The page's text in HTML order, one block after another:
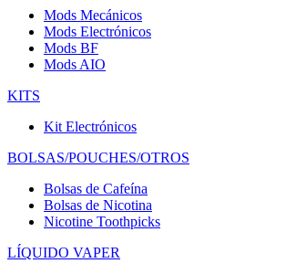
Mods Mecánicos
Mods Electrónicos
Mods BF
Mods AIO
KITS
Kit Electrónicos
BOLSAS/POUCHES/OTROS
Bolsas de Cafeína
Bolsas de Nicotina
Nicotine Toothpicks
LÍQUIDO VAPER